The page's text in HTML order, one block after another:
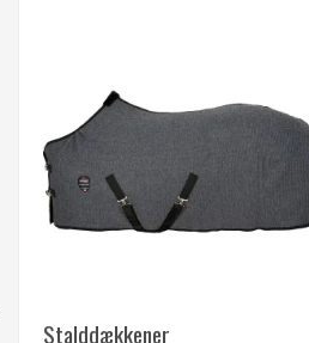
Stalddækkener